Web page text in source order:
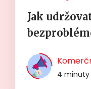
Jak
4